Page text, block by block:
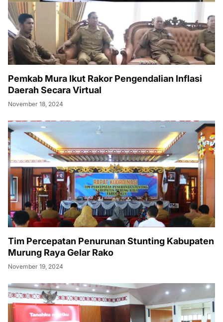
Pemkab Mura Ikut Rakor Pengendalian Inflasi
Daerah Secara Virtual
November 18, 2024
Tim Percepatan Penurunan Stunting Kabupaten
Murung Raya Gelar Rako
November 19, 2024